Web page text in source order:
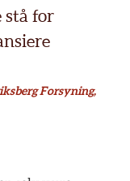
stå for
Forsyning,